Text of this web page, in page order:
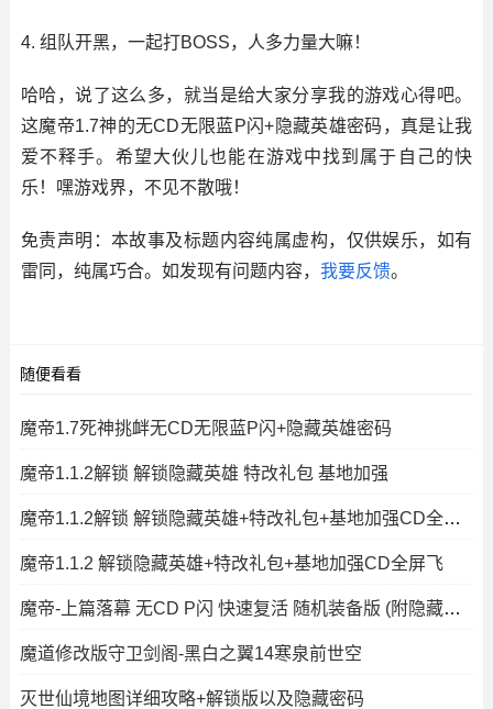
4. 组队开黑，一起打BOSS，人多力量大嘛！
哈哈，说了这么多，就当是给大家分享我的游戏心得吧。
这魔帝1.7神的无CD无限蓝P闪+隐藏英雄密码，真是让我
爱不释手。希望大伙儿也能在游戏中找到属于自己的快
乐！嘿游戏界，不见不散哦！
免责声明：本故事及标题内容纯属虚构，仅供娱乐，如有
雷同，纯属巧合。如发现有问题内容， 我要反馈。
随便看看
魔帝1.7死神挑衅无CD无限蓝P闪+隐藏英雄密码
魔帝1.1.2解锁 解锁隐藏英雄 特改礼包 基地加强
魔帝1.1.2解锁 解锁隐藏英雄+特改礼包+基地加强CD全屏飞
魔帝1.1.2 解锁隐藏英雄+特改礼包+基地加强CD全屏飞
魔帝-上篇落幕 无CD P闪 快速复活 随机装备版 (附隐藏密码)
魔道修改版守卫剑阁-黑白之翼14寒泉前世空
灭世仙境地图详细攻略+解锁版以及隐藏密码